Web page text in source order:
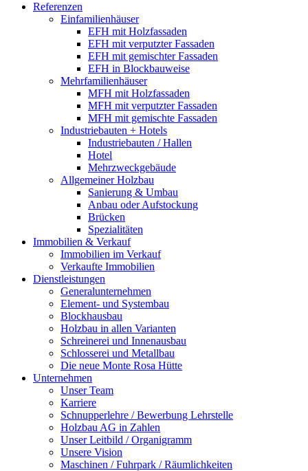
Referenzen
Einfamilienhäuser
EFH mit Holzfassaden
EFH mit verputzter Fassaden
EFH mit gemischter Fassaden
EFH in Blockbauweise
Mehrfamilienhäuser
MFH mit Holzfassaden
MFH mit verputzter Fassaden
MFH mit gemischte Fassaden
Industriebauten + Hotels
Industriebauten / Hallen
Hotel
Mehrzweckgebäude
Allgemeiner Holzbau
Sanierung & Umbau
Anbau oder Aufstockung
Brücken
Spezialitäten
Immobilien & Verkauf
Immobilien im Verkauf
Verkaufte Immobilien
Dienstleistungen
Generalunternehmen
Element- und Systembau
Blockhausbau
Holzbau in allen Varianten
Schreinerei und Innenausbau
Schlosserei und Metallbau
Die neue Monte Rosa Hütte
Unternehmen
Unser Team
Karriere
Schnupperlehre / Bewerbung Lehrstelle
Holzbau AG in Zahlen
Unser Leitbild / Organigramm
Unsere Vision
Maschinen / Fuhrpark / Räumlichkeiten